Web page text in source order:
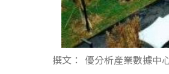
撰文： 優分析產業數據